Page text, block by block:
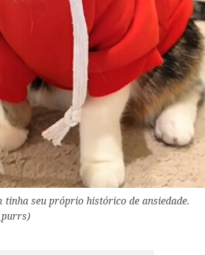
tinha seu próprio histórico de ansiedade.